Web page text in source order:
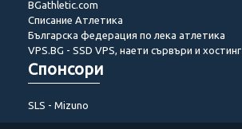
BGathletic.com
Списание Атлетика
Българска федерация по лека атлетика
VPS.BG - SSD VPS, наети сървъри и хостинг
Спонсори
SLS - Mizuno